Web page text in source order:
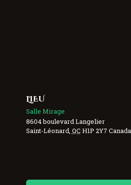
LIEU
Salle Mirage
8604 boulevard Langelier
Saint-Léonard QC H1P 2Y7 Canada